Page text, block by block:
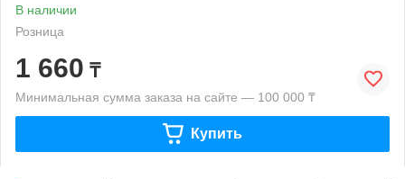
В наличии
Розница
1 660 ₸
Минимальная сумма заказа на сайте — 100 000 ₸
Купить